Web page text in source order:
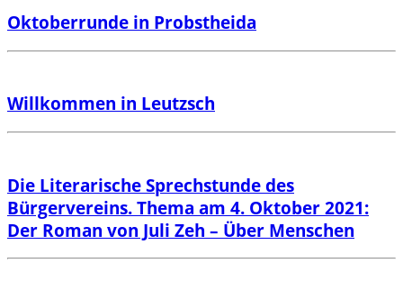
Oktoberrunde in Probstheida
Willkommen in Leutzsch
Die Literarische Sprechstunde des
Bürgervereins. Thema am 4. Oktober 2021:
Der Roman von Juli Zeh – Über Menschen